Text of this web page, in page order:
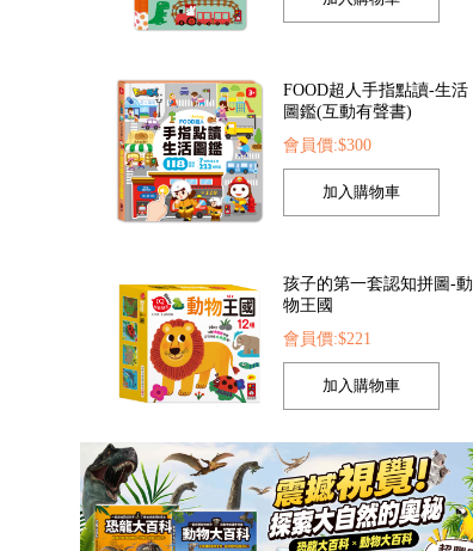
FOOD超人手指點讀-生活
圖鑑(互動有聲書)
會員價:$300
孩子的第一套認知拼圖-動
物王國
會員價:$221
會員價:$205